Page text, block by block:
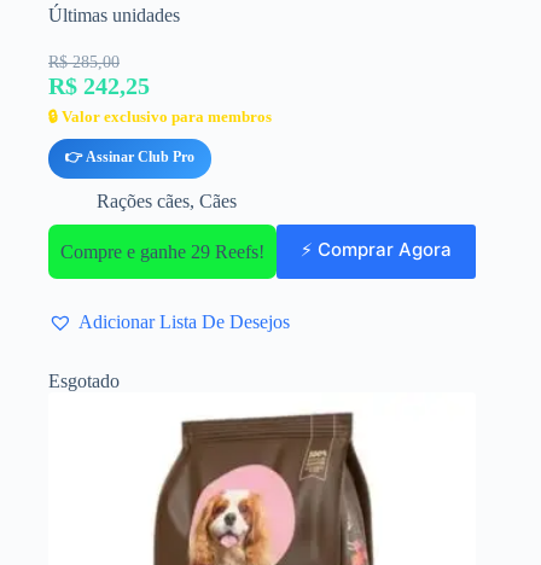
Últimas unidades
R$ 285,00
R$ 242,25
🔒 Valor exclusivo para membros
👉 Assinar Club Pro
Rações cães, Cães
Compre e ganhe 29 Reefs! ⚡ Comprar Agora
Adicionar Lista De Desejos
Esgotado